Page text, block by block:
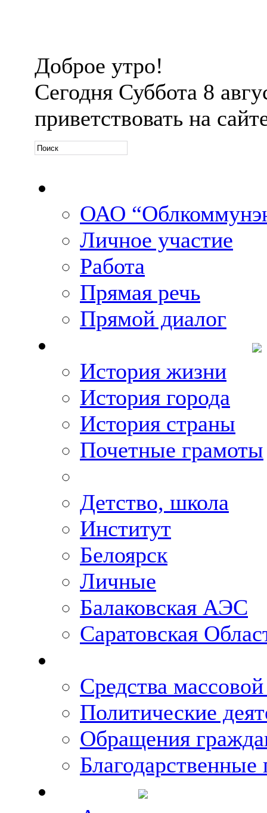
Доброе утро!
Сегодня Суббота 8
приветствовать на
ОАО
Личное участие
Работа
Прямая речь
Прямой диалог
История жизни
История города
История страны
Почетные грамоты
Детство, школа
Институт
Белоярск
Личные
Балаковская АЭС
Саратовская
Средства
Политические
Обращения
Благодарственные